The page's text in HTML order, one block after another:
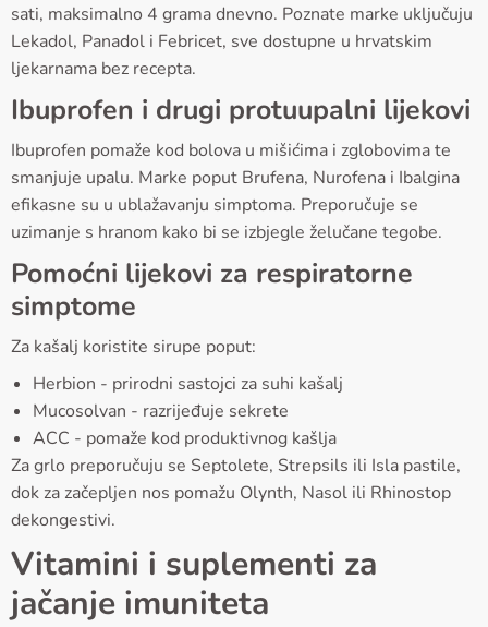
sati, maksimalno 4 grama dnevno. Poznate marke uključuju
Lekadol, Panadol i Febricet, sve dostupne u hrvatskim
ljekarnama bez recepta.
Ibuprofen i drugi protuupalni lijekovi
Ibuprofen pomaže kod bolova u mišićima i zglobovima te
smanjuje upalu. Marke poput Brufena, Nurofena i Ibalgina
efikasne su u ublažavanju simptoma. Preporučuje se
uzimanje s hranom kako bi se izbjegle želučane tegobe.
Pomoćni lijekovi za respiratorne
simptome
Za kašalj koristite sirupе poput:
Herbion - prirodni sastojci za suhi kašalj
Mucosolvan - razrijeđuje sekrete
ACC - pomaže kod produktivnog kašlja
Za grlo preporučuju se Septolete, Strepsils ili Isla pastile,
dok za začepljen nos pomažu Olynth, Nasol ili Rhinostop
dekongestivi.
Vitamini i suplementi za
jačanje imuniteta